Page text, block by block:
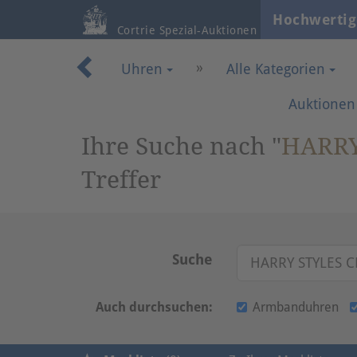
Cortrie Spezial-Auktionen
Uhren » Alle Kategorien
Auktionen
Ihre Suche nach "
Treffer
Suche
Auch durchsuchen: Armbanduhren